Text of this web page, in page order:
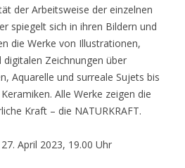
der Arbeitsweise der einzelnen
spiegelt sich in ihren Bildern und
die Werke von Illustrationen,
Zeichnungen über
Aquarelle und surreale Sujets bis
Alle Werke zeigen die
Kraft – die NATURKRAFT.
April 2023, 19.00 Uhr